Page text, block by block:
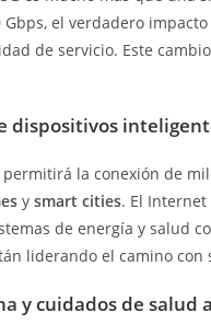
Gbps, el verdadero
de servicio. Este
dispositivos
permitirá la conexión de
y smart cities. El Internet
de energía y salud
liderando el camino con
y cuidados de salud